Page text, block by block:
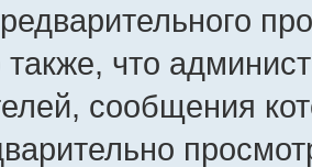
что
сообщения